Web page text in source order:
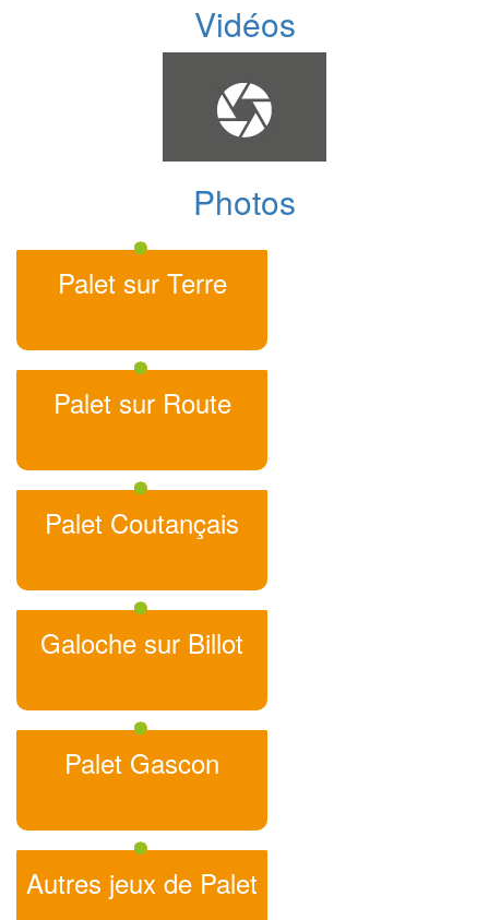
Vidéos
Photos
Palet sur Terre
Palet sur Route
Palet Coutançais
Galoche sur Billot
Palet Gascon
Autres jeux de Palet